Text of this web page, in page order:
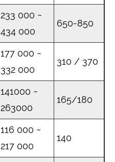
233 000 ~
434 000
650-850
177 000 ~
332 000
310 / 370
141000 ~
263000
165/180
116 000 ~
217 000
140